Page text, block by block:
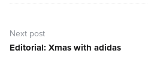
Next post
Next
Editorial: Xmas with adidas